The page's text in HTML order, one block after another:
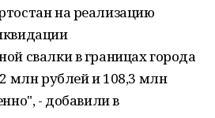
на реализацию
свалки в границах города
млн рублей и 108,3 млн
- добавили в